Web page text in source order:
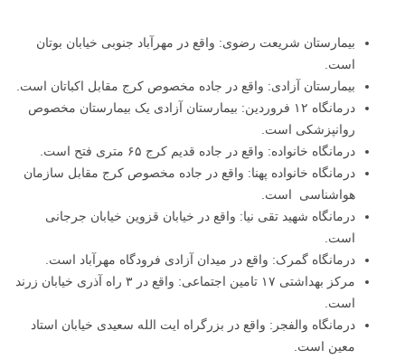
بیمارستان شریعت رضوی: واقع در مهرآباد جنوبی خیابان بوتان
است.
بیمارستان آزادی: واقع در جاده مخصوص کرج مقابل اکباتان است.
درمانگاه ۱۲ فروردین: بیمارستان آزادی یک بیمارستان مخصوص
روانپزشکی است.
درمانگاه خانواده: واقع در جاده قدیم کرج ۶۵ متری فتح است.
درمانگاه خانواده پهنا: واقع در جاده مخصوص کرج مقابل سازمان
هواشناسی است.
درمانگاه شهید تقی نیا: واقع در خیابان قزوین خیابان جرجانی
است.
درمانگاه گمرک: واقع در میدان آزادی فرودگاه مهرآباد است.
مرکز بهداشتی ۱۷ تامین اجتماعی: واقع در ۳ راه آذری خیابان زرند
است.
درمانگاه والفجر: واقع در بزرگراه ایت الله سعیدی خیابان استاد
معین است.